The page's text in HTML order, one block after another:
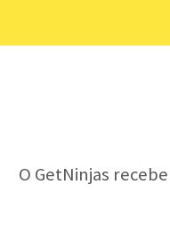
O GetNinjas